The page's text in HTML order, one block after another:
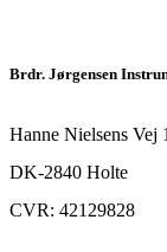
Brdr. Jørgensen
Hanne Nielsens Vej
DK-2840 Holte
CVR: 42129828